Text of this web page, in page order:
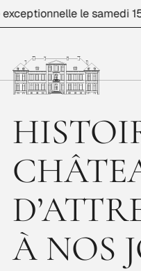
le samedi
À NOS